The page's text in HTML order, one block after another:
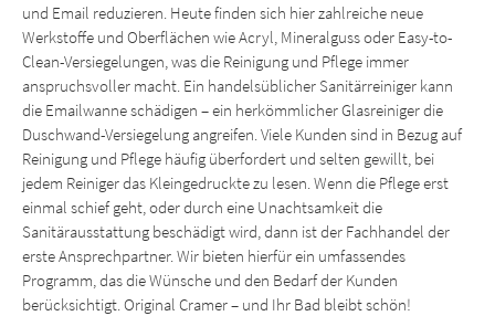
und Email reduzieren. Heute finden sich hier zahlreiche neue
Werkstoffe und Oberflächen wie Acryl, Mineralguss oder Easy-to-
Clean-Versiegelungen, was die Reinigung und Pflege immer
anspruchsvoller macht. Ein handelsüblicher Sanitärreiniger kann
die Emailwanne schädigen – ein herkömmlicher Glasreiniger die
Duschwand-Versiegelung angreifen. Viele Kunden sind in Bezug auf
Reinigung und Pflege häufig überfordert und selten gewillt, bei
jedem Reiniger das Kleingedruckte zu lesen. Wenn die Pflege erst
einmal schief geht, oder durch eine Unachtsamkeit die
Sanitärausstattung beschädigt wird, dann ist der Fachhandel der
erste Ansprechpartner. Wir bieten hierfür ein umfassendes
Programm, das die Wünsche und den Bedarf der Kunden
berücksichtigt. Original Cramer – und Ihr Bad bleibt schön!